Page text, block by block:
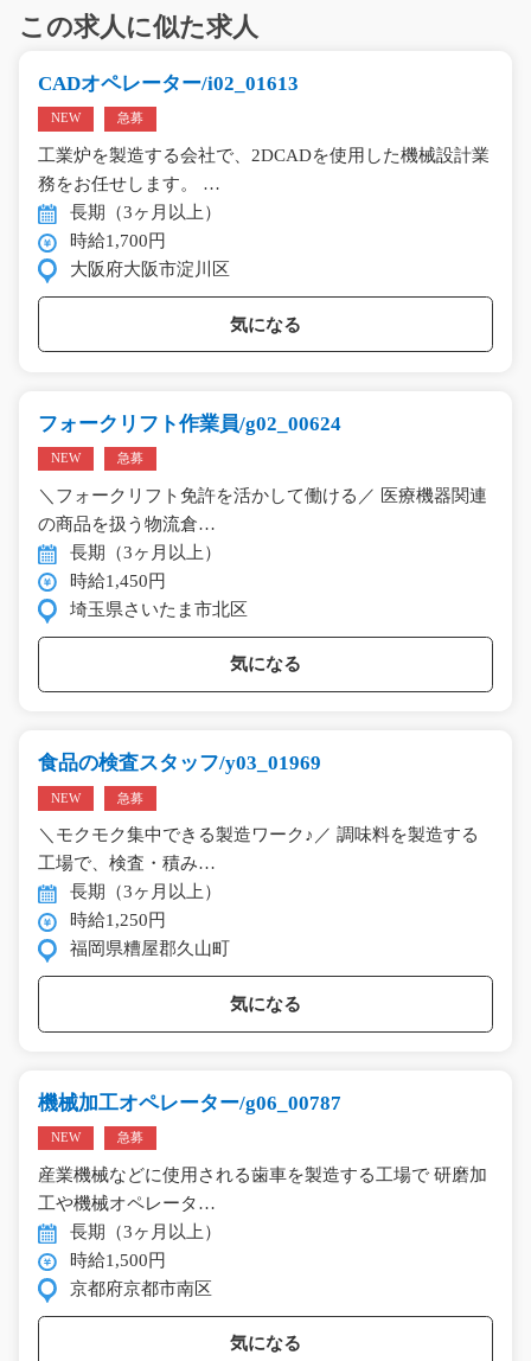
この求人に似た求人
CADオペレーター/i02_01613
NEW 急募
工業炉を製造する会社で、2DCADを使用した機械設計業
務をお任せします。 …
長期（3ヶ月以上）
時給1,700円
大阪府大阪市淀川区
気になる
フォークリフト作業員/g02_00624
NEW 急募
＼フォークリフト免許を活かして働ける／ 医療機器関連
の商品を扱う物流倉…
長期（3ヶ月以上）
時給1,450円
埼玉県さいたま市北区
気になる
食品の検査スタッフ/y03_01969
NEW 急募
＼モクモク集中できる製造ワーク♪／ 調味料を製造する
工場で、検査・積み…
長期（3ヶ月以上）
時給1,250円
福岡県糟屋郡久山町
気になる
機械加工オペレーター/g06_00787
NEW 急募
産業機械などに使用される歯車を製造する工場で 研磨加
工や機械オペレータ…
長期（3ヶ月以上）
時給1,500円
京都府京都市南区
気になる